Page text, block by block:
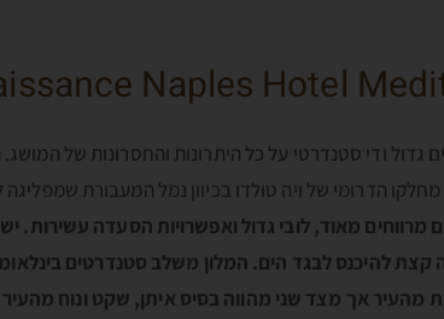
Naples Hotel
גדול ודי סטנדרטי על כל היתרונות והחסרונות של
של 2 דקות מחלקו הדרומי של ויה טולדו בכיוון נמל המעבורת
מרווחים מאוד, לובי גדול ואפשרויות הסעדה עשירות.
קצת להיכנס לבגד הים. המלון משלב סטנדרטים
מהעיר אך מצד שני מהווה בסיס איתן, שקט ונוח